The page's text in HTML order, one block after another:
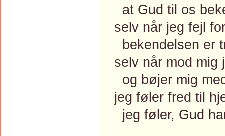
at Gud til os
selv når jeg fejl
bekendelsen er
selv når mod mig
og bøjer mig
jeg føler fred til
jeg føler, Gud